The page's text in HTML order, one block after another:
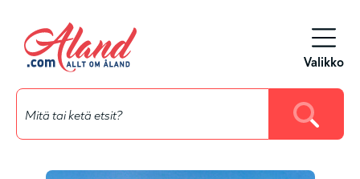
Siirry
pääsisältöön
Valikko